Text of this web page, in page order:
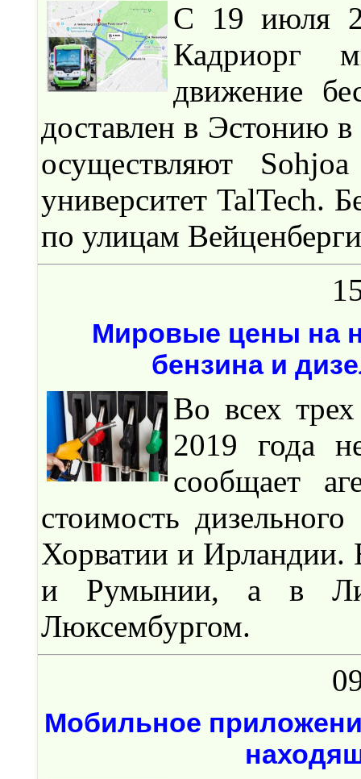
С 19 июля
Кадриорг
движение
доставлен в Эстонию
осуществляют
университет TalTech.
по улицам
Мировые цены на
бензина и
Во всех
2019 года
сообщает
стоимость
Хорватии и Ирландии.
и Румынии, а в
Люксембургом.
Мобильное